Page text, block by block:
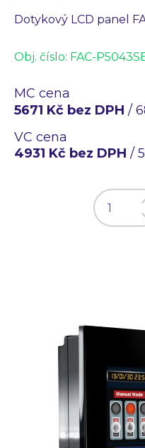
Zakázková
Osazování
PLC
KONTAKT
Přihlášení
Dotykový LCD panel
Obj. číslo: FAC-
MC cena
5671 Kč bez DPH /
VC cena
4931 Kč bez DPH /